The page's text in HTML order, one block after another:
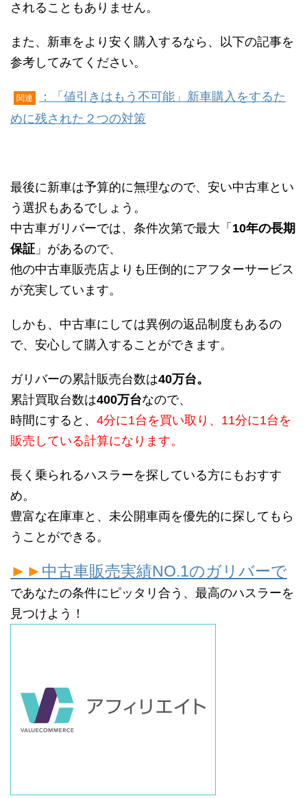
されることもありません。
また、新車をより安く購入するなら、以下の記事を
参考してみてください。
関連
：「値引きはもう不可能」新車購入をするた
めに残された２つの対策
最後に新車は予算的に無理なので、安い中古車とい
う選択もあるでしょう。
中古車ガリバーでは、条件次第で最大「 10年の長期
保証 」があるので、
他の中古車販売店よりも圧倒的にアフターサービス
が充実しています。
しかも、中古車にしては異例の返品制度もあるの
で、安心して購入することができます。
ガリバーの累計販売台数は40万台。
累計買取台数は400万台なので、
時間にすると、 4分に1台を買い取り、11分に1台を
販売している計算になります。
長く乗られるハスラーを探している方にもおすす
め。
豊富な在庫車と、未公開車両を優先的に探してもら
うことができる。
►► 中古車販売実績NO.1のガリバーで
であなたの条件にピッタリ合う、最高のハスラーを
見つけよう！